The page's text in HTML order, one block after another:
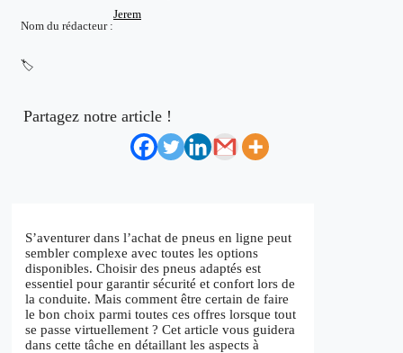
Nom du rédacteur :
Jerem
🏷️
Partagez notre article !
S’aventurer dans l’achat de pneus en ligne peut
sembler complexe avec toutes les options
disponibles. Choisir des pneus adaptés est
essentiel pour garantir sécurité et confort lors de
la conduite. Mais comment être certain de faire
le bon choix parmi toutes ces offres lorsque tout
se passe virtuellement ? Cet article vous guidera
dans cette tâche en détaillant les aspects à